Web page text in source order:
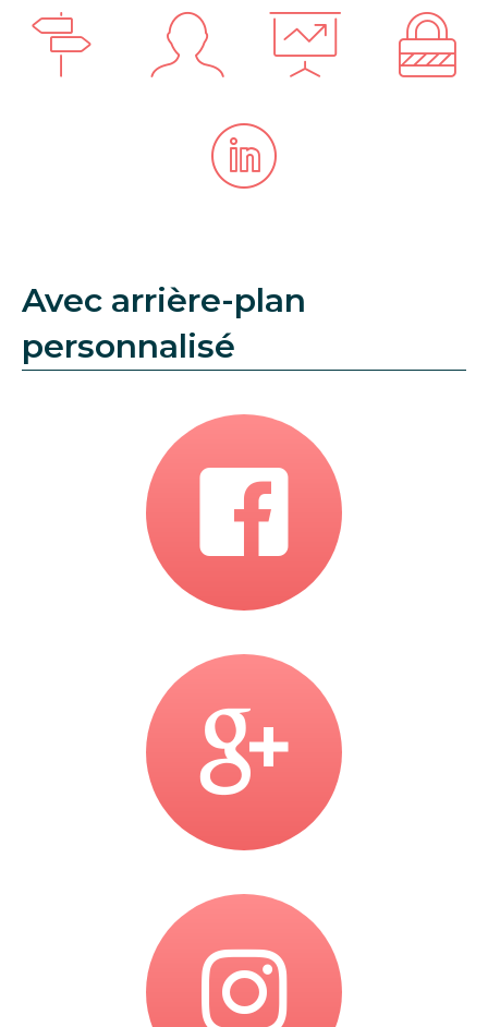
Avec arrière-plan
personnalisé